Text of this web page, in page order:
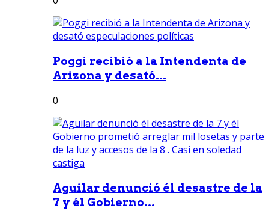
Poggi recibió a la Intendenta de
Arizona y desató...
0
Aguilar denunció él desastre de la
7 y él Gobierno...